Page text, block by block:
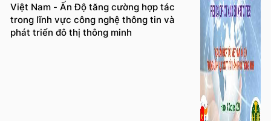
Việt Nam - Ấn Độ tăng cường hợp tác
trong lĩnh vực công nghệ thông tin và
phát triển đô thị thông minh